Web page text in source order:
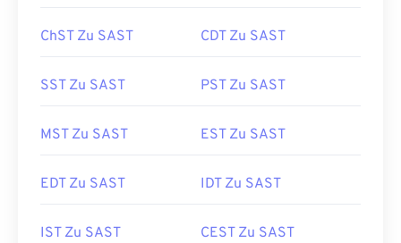
ChST Zu SAST CDT Zu SAST
SST Zu SAST PST Zu SAST
MST Zu SAST EST Zu SAST
EDT Zu SAST IDT Zu SAST
IST Zu SAST CEST Zu SAST